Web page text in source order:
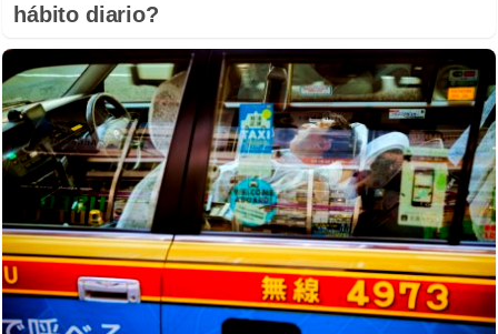
hábito diario?